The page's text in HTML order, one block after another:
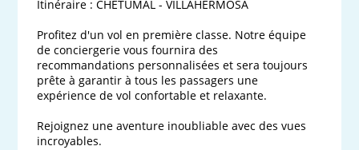
Itinéraire : CHETUMAL - VILLAHERMOSA
Profitez d'un vol en première classe. Notre équipe
de conciergerie vous fournira des
recommandations personnalisées et sera toujours
prête à garantir à tous les passagers une
expérience de vol confortable et relaxante.
Rejoignez une aventure inoubliable avec des vues
incroyables.